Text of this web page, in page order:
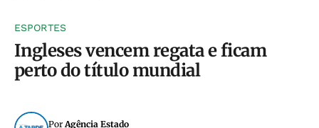
ESPORTES
Ingleses vencem regata e ficam
perto do título mundial
PorAgência Estado